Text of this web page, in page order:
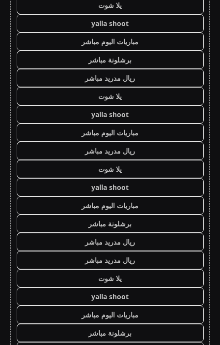
يلا شوت
yalla shoot
مباريات اليوم مباشر
برشلونة مباشر
ريال مدريد مباشر
يلا شوت
yalla shoot
مباريات اليوم مباشر
ريال مدريد مباشر
يلا شوت
yalla shoot
مباريات اليوم مباشر
برشلونة مباشر
ريال مدريد مباشر
ريال مدريد مباشر
يلا شوت
yalla shoot
مباريات اليوم مباشر
برشلونة مباشر